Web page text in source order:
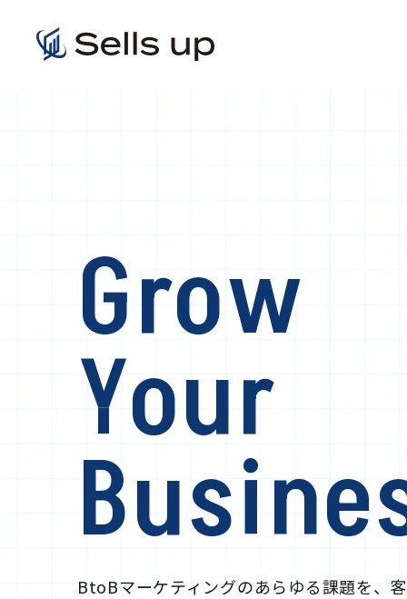
Grow
Your
BtoBマーケティングのあらゆる課題を、